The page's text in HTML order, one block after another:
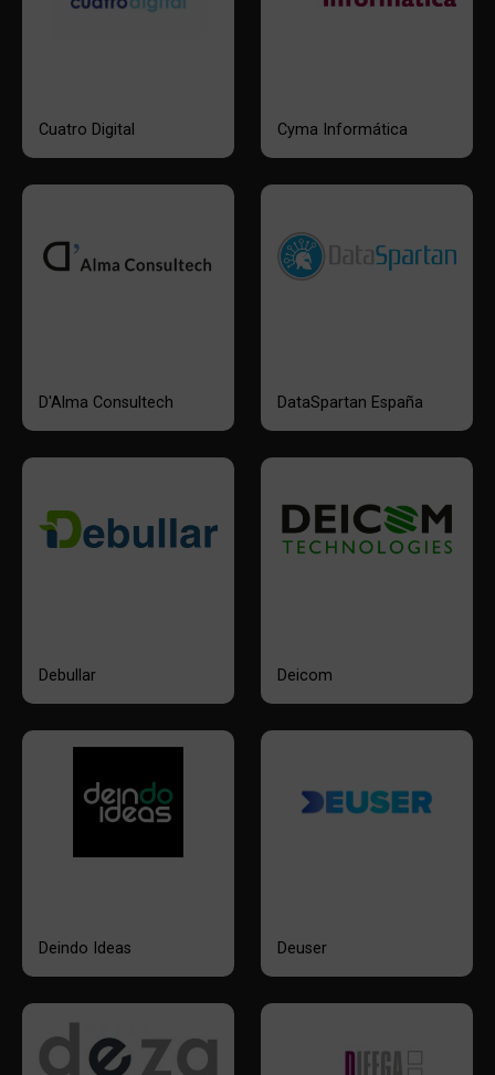
Cuatro Digital Cyma Informática
D'Alma Consultech DataSpartan España
Debullar Deicom
Deindo Ideas Deuser